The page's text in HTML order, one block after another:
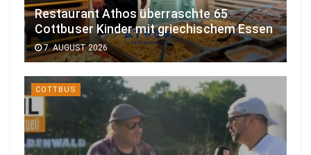
Restaurant Athos überraschte 65
Cottbuser Kinder mit griechischem Essen
7. AUGUST 2026
COTTBUS